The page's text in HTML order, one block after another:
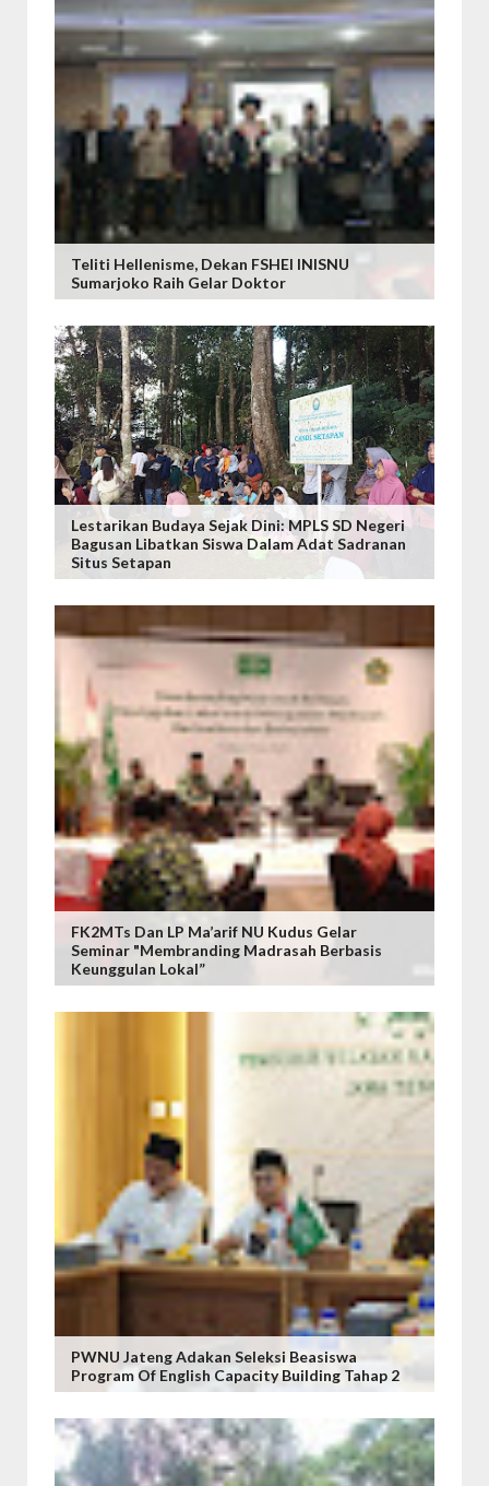
Teliti Hellenisme, Dekan FSHEI INISNU
Sumarjoko Raih Gelar Doktor
Lestarikan Budaya Sejak Dini: MPLS SD Negeri
Bagusan Libatkan Siswa Dalam Adat Sadranan
Situs Setapan
FK2MTs Dan LP Ma’arif NU Kudus Gelar
Seminar "Membranding Madrasah Berbasis
Keunggulan Lokal”
PWNU Jateng Adakan Seleksi Beasiswa
Program Of English Capacity Building Tahap 2